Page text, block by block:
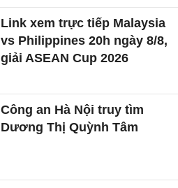
Link xem trực tiếp Malaysia
vs Philippines 20h ngày 8/8,
giải ASEAN Cup 2026
Công an Hà Nội truy tìm
Dương Thị Quỳnh Tâm